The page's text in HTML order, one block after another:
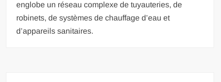
englobe un réseau complexe de tuyauteries, de
robinets, de systèmes de chauffage d’eau et
d’appareils sanitaires.